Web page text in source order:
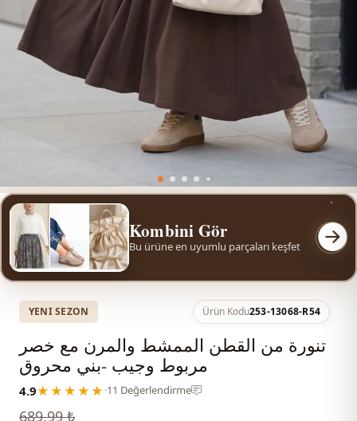
Kombini Gör
Bu ürüne en uyumlu parçaları keşfet
YENI SEZON Ürün Kodu253-13068-R54
تنورة من القطن الممشط والمرن مع خصر
مربوط وجيب -بني محروق
4.9★★★★★ ·11 Değerlendirme
689,99 ₺